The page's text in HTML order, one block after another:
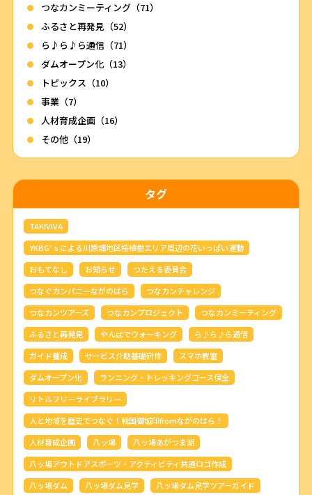
つなカンミーティング（71）
ふるさと再発見（52）
ら♪ら♪ら通信（71）
ダムオープン化（13）
トピックス（10）
事業（7）
人材育成企画（16）
その他（19）
タグ
TAKIVIVA
YKBG’ｓによる川原畑地区桜植樹エリア周辺の花いっぱい運動
おもてなし
お知らせ
つたえる委員会
つなぐカンパニーながのはら
つなカンチャレンジ
つなカンツアーズ
つなカンプロジェクト
つなカンミーティング
ふるさと再発見
やんばでウォーキング
ら♪ら♪ら通信
ガイド養成
サービス介助基礎研修
スマホ教室
ダムオープン化
ランニング・トレッキングコース保全
リトルフリーライブラリー
人と地域を歴史でつなぐ！戦国御城印fromながのはら！
人材育成企画
八ッ場
八ッ場あがつま湖
八ッ場アウトドアスポーツ・アクティビティ共通ロゴ作成
八ッ場ダム
八ッ場ダム見学
八ッ場ダム見学ツアーガイド